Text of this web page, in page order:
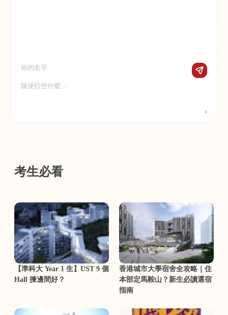
考生必看
【準科大 Year 1 生】UST 9 個
Hall 揀邊間好？
香港城市大學宿舍全攻略｜住
本部定馬鞍山？新生必讀選宿
指南